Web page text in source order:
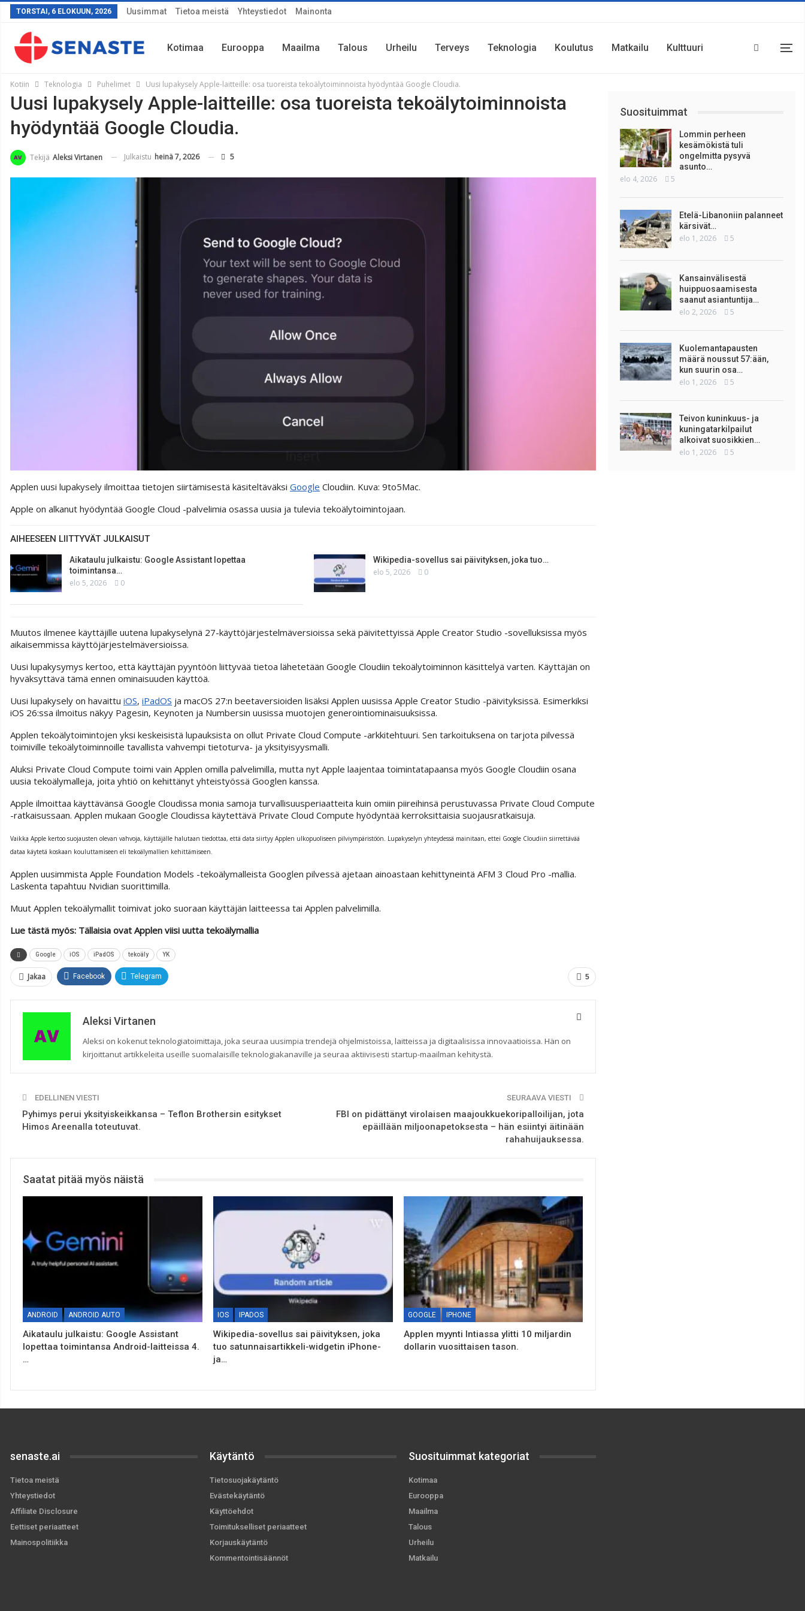
TORSTAI, 6 ELOKUUN, 2026 Uusimmat Tietoa meistä Yhteystiedot Mainonta
Kotimaa Eurooppa Maailma Talous Urheilu Terveys Teknologia Koulutus Matkailu Kulttuuri
Sää
Kotiin Teknologia Puhelimet Uusi lupakysely Apple-laitteille: osa tuoreista tekoälytoiminnoista hyödyntää Google Cloudia.
Uusi lupakysely Apple-laitteille: osa tuoreista tekoälytoiminnoista
hyödyntää Google Cloudia.
Tekijä Aleksi Virtanen Julkaistu heinä 7, 2026 5
Applen uusi lupakysely ilmoittaa tietojen siirtämisestä käsiteltäväksi Google Cloudiin. Kuva: 9to5Mac.
Apple on alkanut hyödyntää Google Cloud -palvelimia osassa uusia ja tulevia tekoälytoimintojaan.
AIHEESEEN LIITTYVÄT JULKAISUT
Aikataulu julkaistu: Google Assistant lopettaa
toimintansa…
elo 5, 2026 0
Wikipedia-sovellus sai päivityksen, joka tuo…
elo 5, 2026 0
Muutos ilmenee käyttäjille uutena lupakyselynä 27-käyttöjärjestelmäversioissa sekä päivitettyissä Apple Creator Studio -sovelluksissa myös
aikaisemmissa käyttöjärjestelmäversioissa.
Uusi lupakysymys kertoo, että käyttäjän pyyntöön liittyvää tietoa lähetetään Google Cloudiin tekoälytoiminnon käsittelyä varten. Käyttäjän on
hyväksyttävä tämä ennen ominaisuuden käyttöä.
Uusi lupakysely on havaittu iOS, iPadOS ja macOS 27:n beetaversioiden lisäksi Applen uusissa Apple Creator Studio -päivityksissä. Esimerkiksi
iOS 26:ssa ilmoitus näkyy Pagesin, Keynoten ja Numbersin uusissa muotojen generointiominaisuuksissa.
Applen tekoälytoimintojen yksi keskeisistä lupauksista on ollut Private Cloud Compute -arkkitehtuuri. Sen tarkoituksena on tarjota pilvessä
toimiville tekoälytoiminnoille tavallista vahvempi tietoturva- ja yksityisyysmalli.
Aluksi Private Cloud Compute toimi vain Applen omilla palvelimilla, mutta nyt Apple laajentaa toimintatapaansa myös Google Cloudiin osana
uusia tekoälymalleja, joita yhtiö on kehittänyt yhteistyössä Googlen kanssa.
Apple ilmoittaa käyttävänsä Google Cloudissa monia samoja turvallisuusperiaatteita kuin omiin piireihinsä perustuvassa Private Cloud Compute
-ratkaisussaan. Applen mukaan Google Cloudissa käytettävä Private Cloud Compute hyödyntää kerroksittaisia suojausratkaisuja.
Vaikka Apple kertoo suojausten olevan vahvoja, käyttäjälle halutaan tiedottaa, että data siirtyy Applen ulkopuoliseen pilviympäristöön. Lupakyselyn yhteydessä mainitaan, ettei Google Cloudiin siirrettävää
dataa käytetä koskaan kouluttamiseen eli tekoälymallien kehittämiseen.
Applen uusimmista Apple Foundation Models -tekoälymalleista Googlen pilvessä ajetaan ainoastaan kehittyneintä AFM 3 Cloud Pro -mallia.
Laskenta tapahtuu Nvidian suorittimilla.
Muut Applen tekoälymallit toimivat joko suoraan käyttäjän laitteessa tai Applen palvelimilla.
Lue tästä myös: Tällaisia ovat Applen viisi uutta tekoälymallia
Google iOS iPadOS tekoäly YK
5
Jakaa Facebook Telegram
Aleksi Virtanen
Aleksi on kokenut teknologiatoimittaja, joka seuraa uusimpia trendejä ohjelmistoissa, laitteissa ja digitaalisissa innovaatioissa. Hän on
kirjoittanut artikkeleita useille suomalaisille teknologiakanaville ja seuraa aktiivisesti startup-maailman kehitystä.
EDELLINEN VIESTI
Pyhimys perui yksityiskeikkansa – Teflon Brothersin esitykset
Himos Areenalla toteutuvat.
SEURAAVA VIESTI
FBI on pidättänyt virolaisen maajoukkuekoripalloilijan, jota
epäillään miljoonapetoksesta – hän esiintyi äitinään
rahahuijauksessa.
Saatat pitää myös näistä
ANDROID ANDROID AUTO
Aikataulu julkaistu: Google Assistant
lopettaa toimintansa Android-laitteissa 4.
…
IOS IPADOS
Wikipedia-sovellus sai päivityksen, joka
tuo satunnaisartikkeli-widgetin iPhone-
ja…
GOOGLE IPHONE
Applen myynti Intiassa ylitti 10 miljardin
dollarin vuosittaisen tason.
Suosituimmat
Lommin perheen
kesämökistä tuli
ongelmitta pysyvä
asunto…
elo 4, 2026 5
Etelä-Libanoniin palanneet
kärsivät…
elo 1, 2026 5
Kansainvälisestä
huippuosaamisesta
saanut asiantuntija…
elo 2, 2026 5
Kuolemantapausten
määrä noussut 57:ään,
kun suurin osa…
elo 1, 2026 5
Teivon kuninkuus- ja
kuningatarkilpailut
alkoivat suosikkien…
elo 1, 2026 5
senaste.ai
Tietoa meistä
Yhteystiedot
Affiliate Disclosure
Eettiset periaatteet
Mainospolitiikka
Käytäntö
Tietosuojakäytäntö
Evästekäytäntö
Käyttöehdot
Toimitukselliset periaatteet
Korjauskäytäntö
Kommentointisäännöt
Suosituimmat kategoriat
Kotimaa
Eurooppa
Maailma
Talous
Urheilu
Matkailu